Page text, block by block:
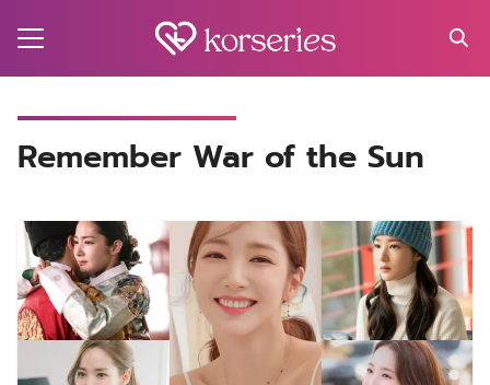
Remember War of the Sun